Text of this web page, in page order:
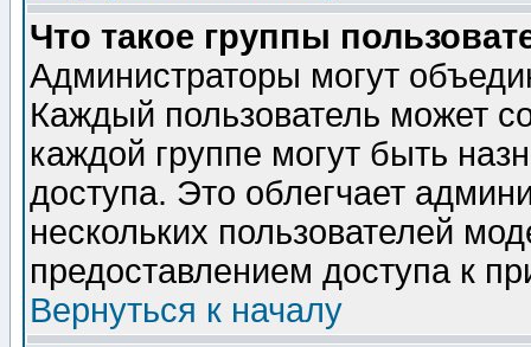
Что такое группы
Администраторы могут
Каждый пользователь может
каждой группе могут быть
доступа. Это облегчает
нескольких пользователей
предоставлением доступа к
Вернуться к началу